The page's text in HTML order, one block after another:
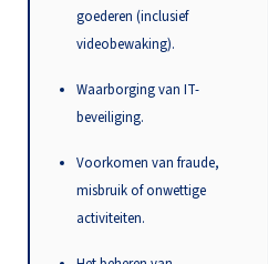
goederen (inclusief
videobewaking).
Waarborging van IT-
beveiliging.
Voorkomen van fraude,
misbruik of onwettige
activiteiten.